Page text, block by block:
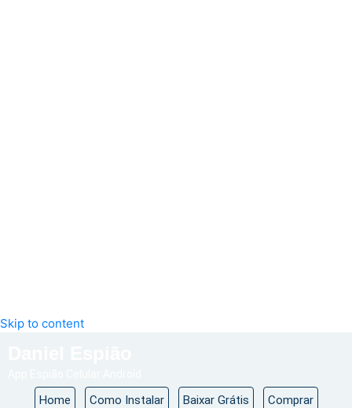
Skip to content
Home Como Instalar Baixar Grátis Comprar